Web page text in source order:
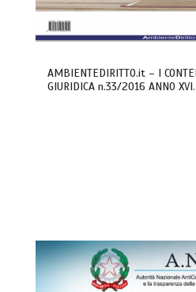
AMBIENTEDIRITTO.it – I
GIURIDICA n.33/2016 ANNO XVI.